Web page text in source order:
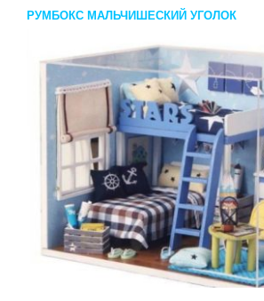
РУМБОКС МАЛЬЧИШЕСКИЙ УГОЛОК